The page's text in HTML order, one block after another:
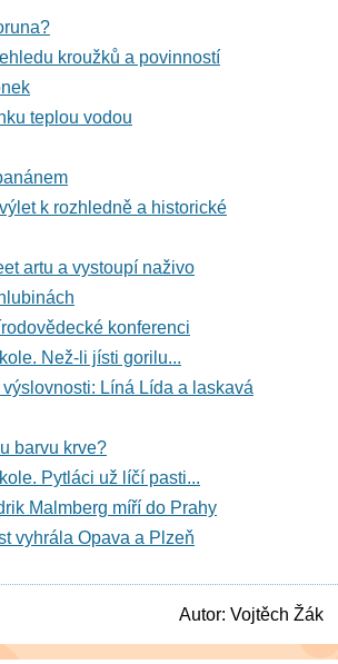
kroužků a povinností
teplou vodou
k rozhledně a historické
artu a vystoupí naživo
konferenci
Než-li jísti gorilu...
Líná Lída a laskavá
barvu krve?
Pytláci už líčí pasti...
Malmberg míří do Prahy
vyhrála Opava a Plzeň
Autor: Vojtěch Žák